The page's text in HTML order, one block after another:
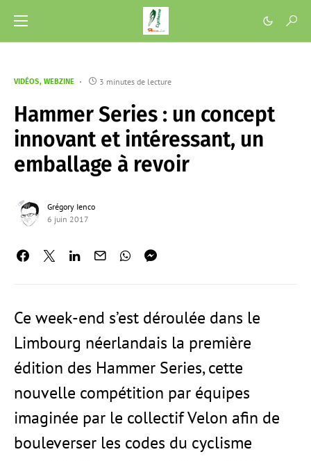
VIDÉOS WEBZINE 3 minutes de lecture
Hammer Series : un concept
innovant et intéressant, un
emballage à revoir
Grégory Ienco
6 juin 2017
Ce week-end s’est déroulée dans le
Limbourg néerlandais la première
édition des Hammer Series, cette
nouvelle compétition par équipes
imaginée par le collectif Velon afin de
bouleverser les codes du cyclisme